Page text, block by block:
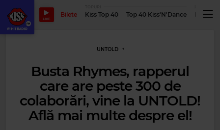
LIVE
Bilete Kiss Top 40 Top 40 Kiss'N'Dance
UNTOLD
Busta Rhymes, rapperul
care are peste 300 de
colaborări, vine la UNTOLD!
Află mai multe despre el!